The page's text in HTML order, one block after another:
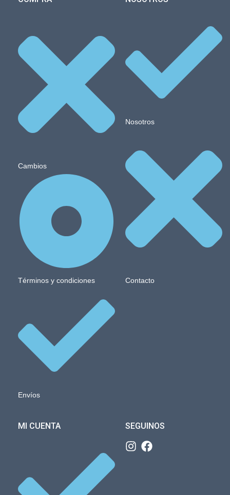
Cambios
Términos y condiciones
Envíos
Nosotros
Contacto
MI CUENTA SEGUINOS